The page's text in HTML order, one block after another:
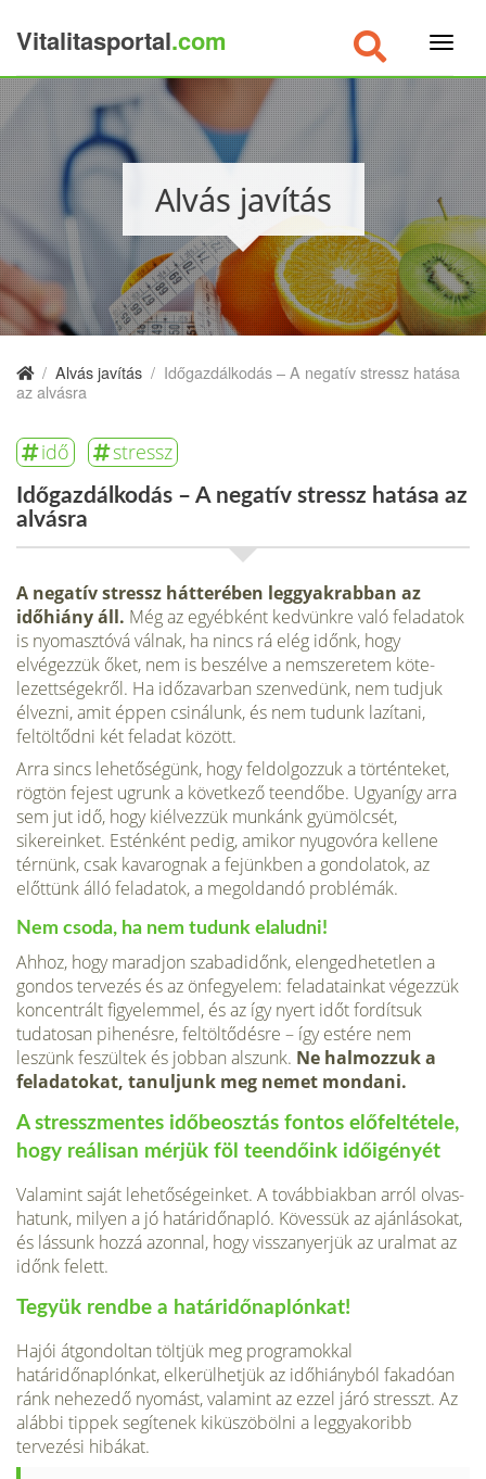
Vitalitasportal.com
Alvás javítás
/ Alvás javítás / Időgazdálkodás – A negatív stressz hatása
az alvásra
idő stressz
Időgazdálkodás – A negatív stressz hatása az
alvásra
A negatív stressz hátterében leggyakrabban az
időhiány áll. Még az egyébként kedvünkre való feladatok
is nyomasztóvá válnak, ha nincs rá elég időnk, hogy
elvégezzük őket, nem is beszélve a nemszeretem köte­
lezettségekről. Ha időzavarban szenvedünk, nem tudjuk
élvezni, amit éppen csinálunk, és nem tudunk lazítani,
feltöltődni két feladat között.
Arra sincs lehetőségünk, hogy feldolgozzuk a történteket,
rögtön fejest ugrunk a következő teendőbe. Ugyanígy arra
sem jut idő, hogy kiélvez­zük munkánk gyümölcsét,
sikereinket. Esténként pedig, amikor nyugo­vóra kellene
térnünk, csak kavarognak a fejünkben a gondolatok, az
előttünk álló feladatok, a megoldandó problémák.
Nem csoda, ha nem tudunk elaludni!
Ahhoz, hogy maradjon szabadidőnk, elengedhetetlen a
gondos terve­zés és az önfegyelem: feladatainkat végezzük
koncentrált figyelemmel, és az így nyert időt fordítsuk
tudatosan pihenésre, feltöltődésre – így estére nem
leszünk feszültek és jobban alszunk. Ne halmozzuk a
felada­tokat, tanuljunk meg nemet mondani.
A stresszmentes időbeosztás fontos előfeltétele,
hogy reálisan mérjük föl teendőink időigényét
Valamint saját lehetőségeinket. A továbbiakban arról olvas­
hatunk, milyen a jó határidőnapló. Kövessük az ajánlásokat,
és lássunk hozzá azonnal, hogy visszanyerjük az uralmat az
időnk felett.
Tegyük rendbe a határidőnaplónkat!
Hajói átgondoltan töltjük meg progra­mokkal
határidőnaplónkat, elkerülhet­jük az időhiányból fakadóan
ránk nehezedő nyomást, valamint az ezzel járó stresszt. Az
alábbi tippek segíte­nek kiküszöbölni a leggyakoribb
tervezési hibákat.
×